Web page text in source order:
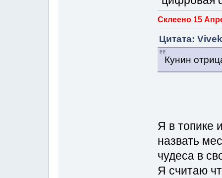
Склеено 15
Цитата:
Кунин
Я в топике
назвать
чудеса в
Я считаю